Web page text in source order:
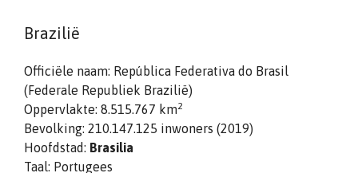
Brazilië
Officiële naam: República Federativa do Brasil
(Federale Republiek Brazilië)
Oppervlakte: 8.515.767 km2
Bevolking: 210.147.125 inwoners (2019)
Hoofdstad: Brasilia
Taal: Portugees